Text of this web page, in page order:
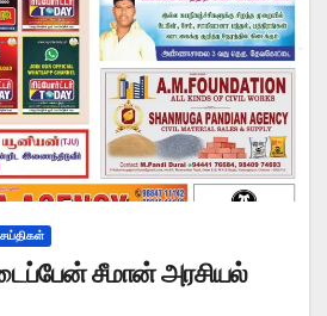
சீமான் அரசியல்